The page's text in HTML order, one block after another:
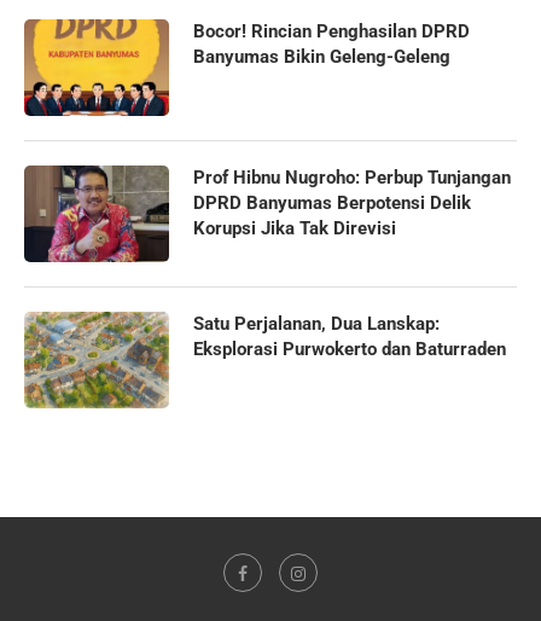
Bocor! Rincian Penghasilan DPRD
Banyumas Bikin Geleng-Geleng
Prof Hibnu Nugroho: Perbup Tunjangan
DPRD Banyumas Berpotensi Delik
Korupsi Jika Tak Direvisi
Satu Perjalanan, Dua Lanskap:
Eksplorasi Purwokerto dan Baturraden